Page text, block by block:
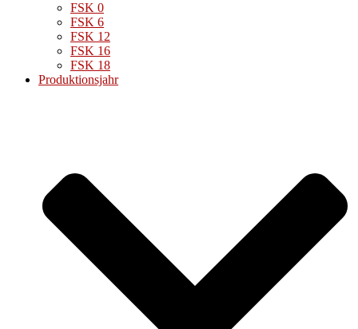
FSK 0
FSK 6
FSK 12
FSK 16
FSK 18
Produktionsjahr